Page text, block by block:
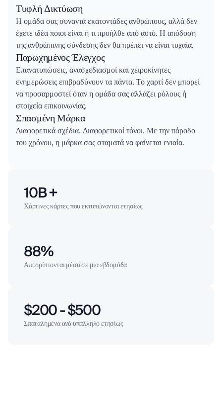
Τυφλή Δικτύωση
Η ομάδα σας συναντά εκατοντάδες ανθρώπους, αλλά δεν
έχετε ιδέα ποιοι είναι ή τι προήλθε από αυτό. Η απόδοση
της ανθρώπινης σύνδεσης δεν θα πρέπει να είναι τυχαία.
Παρωχημένος Έλεγχος
Επανατυπώσεις, ανασχεδιασμοί και χειροκίνητες
ενημερώσεις επιβραδύνουν τα πάντα. Το χαρτί δεν μπορεί
να προσαρμοστεί όταν η ομάδα σας αλλάζει ρόλους ή
στοιχεία επικοινωνίας.
Σπασμένη Μάρκα
Διαφορετικά σχέδια. Διαφορετικοί τόνοι. Με την πάροδο
του χρόνου, η μάρκα σας σταματά να φαίνεται ενιαία.
10B +
Χάρτινες κάρτες που εκτυπώνονται ετησίως
88%
Απορρίπτονται μέσα σε μια εβδομάδα
$200 - $500
Σπαταλημένα ανά υπάλληλο ετησίως